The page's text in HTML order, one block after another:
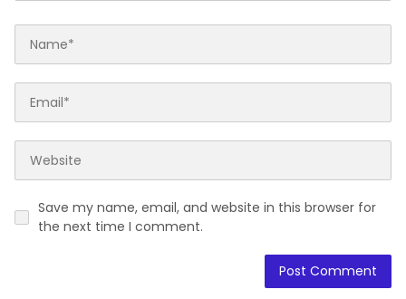
Save my name, email, and website in this browser for
the next time I comment.